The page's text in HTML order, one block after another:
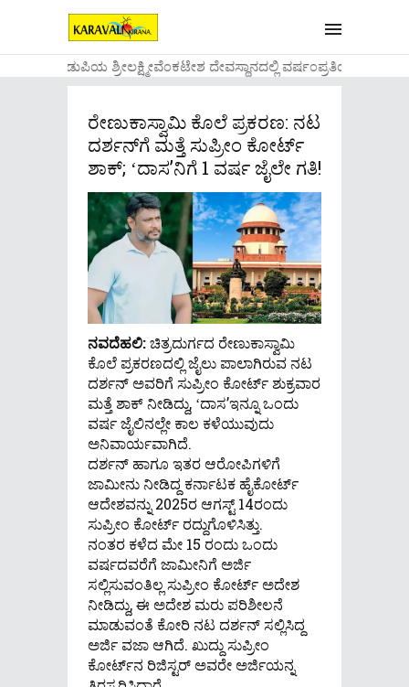
....ಉಡುಪಿಯ ಶ್ರೀಲಕ್ಷ್ಮೀವೆ೦ಕಟೇಶ ದೇವಸ್ಥಾನದಲ್ಲಿ ವರ್ಷ೦ಪ್ರತಿಯ
ರೇಣುಕಾಸ್ವಾಮಿ ಕೊಲೆ ಪ್ರಕರಣ: ನಟ
ದರ್ಶನ್‌ಗೆ ಮತ್ತೆ ಸುಪ್ರೀಂ ಕೋರ್ಟ್
ಶಾಕ್‌; ʻದಾಸʼನಿಗೆ 1 ವರ್ಷ ಜೈಲೇ ಗತಿ!
ನವದೆಹಲಿ:ಚಿತ್ರದುರ್ಗದ ರೇಣುಕಾಸ್ವಾಮಿ
ಕೊಲೆ ಪ್ರಕರಣದಲ್ಲಿ ಜೈಲು ಪಾಲಾಗಿರುವ ನಟ
ದರ್ಶನ್‌ ಅವರಿಗೆ ಸುಪ್ರೀಂ ಕೋರ್ಟ್ ಶುಕ್ರವಾರ
ಮತ್ತೆ ಶಾಕ್ ನೀಡಿದ್ದು, ʻದಾಸʼಇನ್ನೂ ಒಂದು
ವರ್ಷ ಜೈಲಿನಲ್ಲೇ ಕಾಲ ಕಳೆಯುವುದು
ಅನಿವಾರ್ಯವಾಗಿದೆ.
ದರ್ಶನ್ ಹಾಗೂ ಇತರ ಆರೋಪಿಗಳಿಗೆ
ಜಾಮೀನು ನೀಡಿದ್ದ ಕರ್ನಾಟಕ ಹೈಕೋರ್ಟ್
ಆದೇಶವನ್ನು 2025ರ ಆಗಸ್ಟ್ 14ರಂದು
ಸುಪ್ರೀಂ ಕೋರ್ಟ್ ರದ್ದುಗೊಳಿಸಿತ್ತು.
ನಂತರ ಕಳೆದ ಮೇ 15 ರಂದು ಒಂದು
ವರ್ಷದವರೆಗೆ ಜಾಮೀನಿಗೆ ಅರ್ಜಿ
ಸಲ್ಲಿಸುವಂತಿಲ್ಲ ಸುಪ್ರೀಂ ಕೋರ್ಟ್ ಅದೇಶ
ನೀಡಿದ್ದು, ಈ ಅದೇಶ ಮರು ಪರಿಶೀಲನೆ
ಮಾಡುವಂತೆ ಕೋರಿ ನಟ ದರ್ಶನ್ ಸಲ್ಲಿಸಿದ್ದ
ಅರ್ಜಿ ವಜಾ ಆಗಿದೆ. ಖುದ್ದು ಸುಪ್ರೀಂ
ಕೋರ್ಟ್‌ನ ರಿಜಿಸ್ಟರ್‌ ಅವರೇ ಅರ್ಜಿಯನ್ನ